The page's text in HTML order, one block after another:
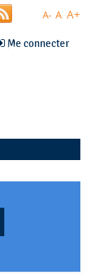
A- A A+
Me connecter